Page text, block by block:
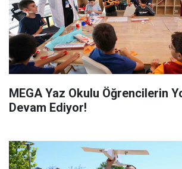
MEGA Yaz Okulu Öğrencilerin
Devam Ediyor!